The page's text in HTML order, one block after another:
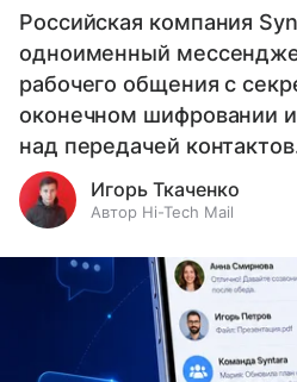
Российская компания
одноименный
рабочего общения с
оконечном шифровании
над передачей
Игорь Ткаченко
Автор Hi-Tech Mail